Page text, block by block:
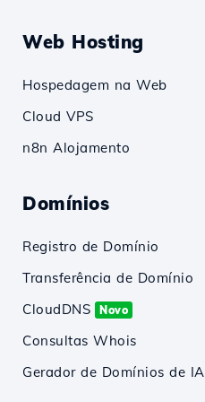
Web Hosting
Hospedagem na Web
Cloud VPS
n8n Alojamento
Domínios
Registro de Domínio
Transferência de Domínio
CloudDNS
Novo
Consultas Whois
Gerador de Domínios de IA